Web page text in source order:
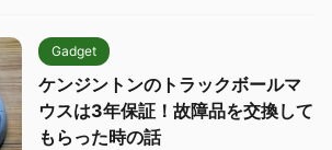
Gadget
ケンジントンのトラックボールマ
ウスは3年保証！故障品を交換して
もらった時の話